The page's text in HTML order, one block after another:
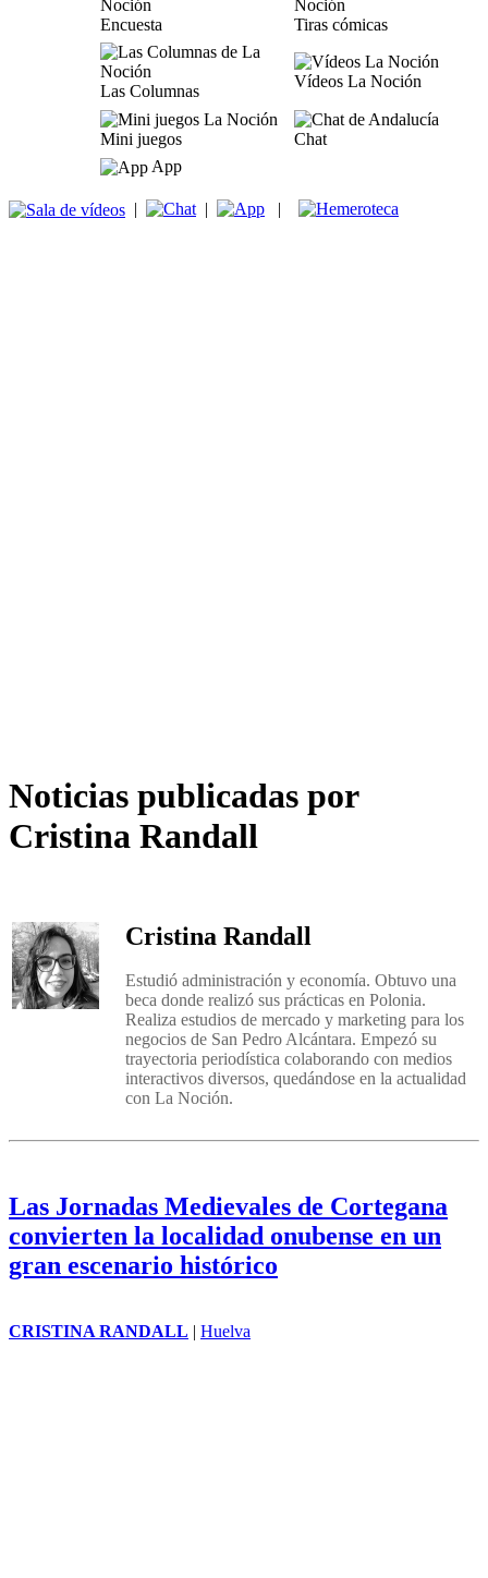
Encuesta Tiras cómicas
Las Columnas
Vídeos La Noción
Mini juegos
Chat
App
| | |
Noticias publicadas por
Cristina Randall
Cristina Randall
Estudió administración y economía. Obtuvo una
beca donde realizó sus prácticas en Polonia.
Realiza estudios de mercado y marketing para los
negocios de San Pedro Alcántara. Empezó su
trayectoria periodística colaborando con medios
interactivos diversos, quedándose en la actualidad
con La Noción.
Las Jornadas Medievales de Cortegana
convierten la localidad onubense en un
gran escenario histórico
CRISTINA RANDALL | Huelva